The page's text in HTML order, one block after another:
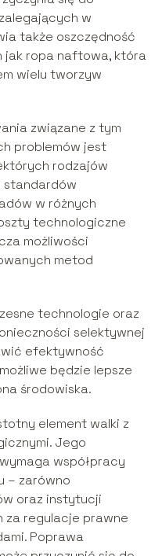
w
także oszczędność
jak ropa naftowa, która
wielu tworzyw
związane z tym
problemów jest
rodzajów
standardów
w różnych
technologiczne
możliwości
metod
technologie oraz
selektywnej
efektywność
będzie lepsze
środowiska.
element walki z
Jego
współpracy
– zarówno
oraz instytucji
za regulacje prawne
Poprawa